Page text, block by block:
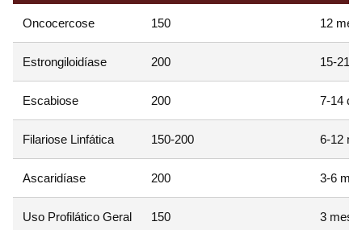
Oncocercose 150 12
Estrongiloidíase 200 15-21
Escabiose 200 7-14
Filariose Linfática 150-200 6-12
Ascaridíase 200 3-6
Uso Profilático Geral 150 3